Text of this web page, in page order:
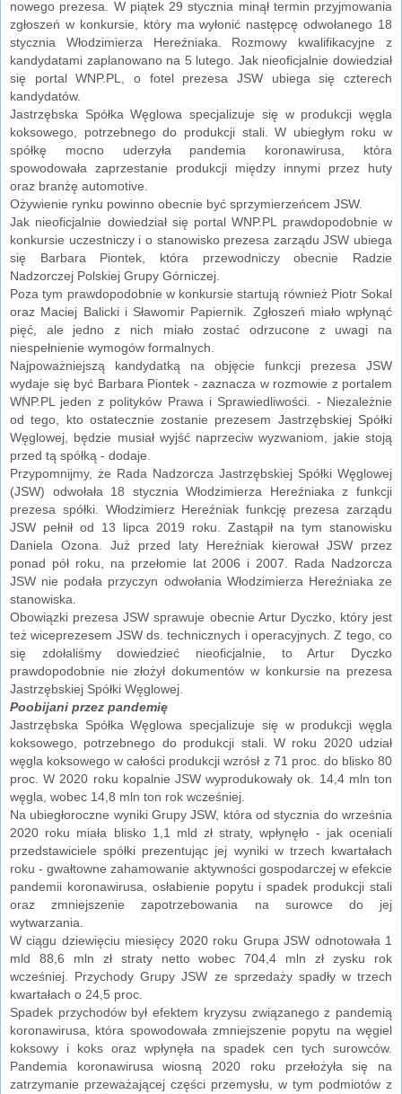
nowego prezesa. W piątek 29 stycznia minął termin przyjmowania
zgłoszeń w konkursie, który ma wyłonić następcę odwołanego 18
stycznia Włodzimierza Hereźniaka. Rozmowy kwalifikacyjne z
kandydatami zaplanowano na 5 lutego. Jak nieoficjalnie dowiedział
się portal WNP.PL, o fotel prezesa JSW ubiega się czterech
kandydatów.
Jastrzębska Spółka Węglowa specjalizuje się w produkcji węgla
koksowego, potrzebnego do produkcji stali. W ubiegłym roku w
spółkę mocno uderzyła pandemia koronawirusa, która
spowodowała zaprzestanie produkcji między innymi przez huty
oraz branżę automotive.
Ożywienie rynku powinno obecnie być sprzymierzeńcem JSW.
Jak nieoficjalnie dowiedział się portal WNP.PL prawdopodobnie w
konkursie uczestniczy i o stanowisko prezesa zarządu JSW ubiega
się Barbara Piontek, która przewodniczy obecnie Radzie
Nadzorczej Polskiej Grupy Górniczej.
Poza tym prawdopodobnie w konkursie startują również Piotr Sokal
oraz Maciej Balicki i Sławomir Papiernik. Zgłoszeń miało wpłynąć
pięć, ale jedno z nich miało zostać odrzucone z uwagi na
niespełnienie wymogów formalnych.
Najpoważniejszą kandydatką na objęcie funkcji prezesa JSW
wydaje się być Barbara Piontek - zaznacza w rozmowie z portalem
WNP.PL jeden z polityków Prawa i Sprawiedliwości. - Niezależnie
od tego, kto ostatecznie zostanie prezesem Jastrzębskiej Spółki
Węglowej, będzie musiał wyjść naprzeciw wyzwaniom, jakie stoją
przed tą spółką - dodaje.
Przypomnijmy, że Rada Nadzorcza Jastrzębskiej Spółki Węglowej
(JSW) odwołała 18 stycznia Włodzimierza Hereźniaka z funkcji
prezesa spółki. Włodzimierz Hereźniak funkcję prezesa zarządu
JSW pełnił od 13 lipca 2019 roku. Zastąpił na tym stanowisku
Daniela Ozona. Już przed laty Hereźniak kierował JSW przez
ponad pół roku, na przełomie lat 2006 i 2007. Rada Nadzorcza
JSW nie podała przyczyn odwołania Włodzimierza Hereźniaka ze
stanowiska.
Obowiązki prezesa JSW sprawuje obecnie Artur Dyczko, który jest
też wiceprezesem JSW ds. technicznych i operacyjnych. Z tego, co
się zdołaliśmy dowiedzieć nieoficjalnie, to Artur Dyczko
prawdopodobnie nie złożył dokumentów w konkursie na prezesa
Jastrzębskiej Spółki Węglowej.
Poobijani przez pandemię
Jastrzębska Spółka Węglowa specjalizuje się w produkcji węgla
koksowego, potrzebnego do produkcji stali. W roku 2020 udział
węgla koksowego w całości produkcji wzrósł z 71 proc. do blisko 80
proc. W 2020 roku kopalnie JSW wyprodukowały ok. 14,4 mln ton
węgla, wobec 14,8 mln ton rok wcześniej.
Na ubiegłoroczne wyniki Grupy JSW, która od stycznia do września
2020 roku miała blisko 1,1 mld zł straty, wpłynęło - jak oceniali
przedstawiciele spółki prezentując jej wyniki w trzech kwartałach
roku - gwałtowne zahamowanie aktywności gospodarczej w efekcie
pandemii koronawirusa, osłabienie popytu i spadek produkcji stali
oraz zmniejszenie zapotrzebowania na surowce do jej
wytwarzania.
W ciągu dziewięciu miesięcy 2020 roku Grupa JSW odnotowała 1
mld 88,6 mln zł straty netto wobec 704,4 mln zł zysku rok
wcześniej. Przychody Grupy JSW ze sprzedaży spadły w trzech
kwartałach o 24,5 proc.
Spadek przychodów był efektem kryzysu związanego z pandemią
koronawirusa, która spowodowała zmniejszenie popytu na węgiel
koksowy i koks oraz wpłynęła na spadek cen tych surowców.
Pandemia koronawirusa wiosną 2020 roku przełożyła się na
zatrzymanie przeważającej części przemysłu, w tym podmiotów z